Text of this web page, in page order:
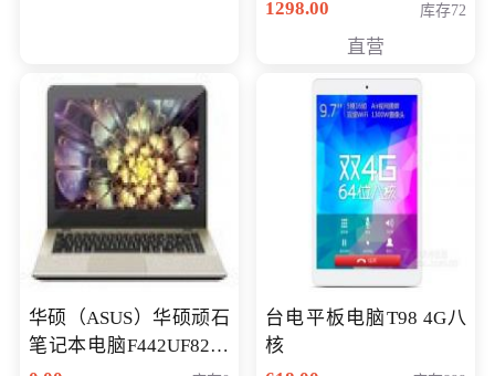
1298.00 库存72
直营
华硕（ASUS）华硕顽石
笔记本电脑F442UF8250
台电平板电脑T98 4G八
核